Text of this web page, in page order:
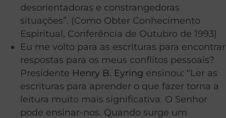
desorientadoras e constrangedoras
situações”. (Como Obter Conhecimento
Espiritual, Conferência de Outubro de 1993)
Eu me volto para as escrituras para encontrar
respostas para os meus conflitos pessoais?
Presidente Henry B. Eyring ensinou: “Ler as
escrituras para aprender o que fazer torna a
leitura muito mais significativa. O Senhor
pode ensinar-nos. Quando surge um